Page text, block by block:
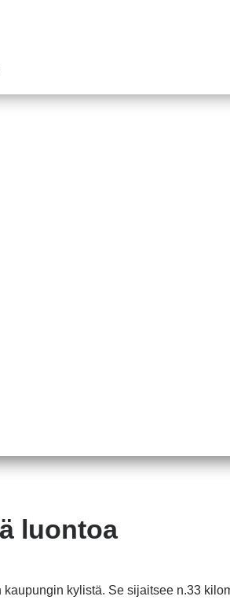
luontoa
kylistä. Se sijaitsee n.33